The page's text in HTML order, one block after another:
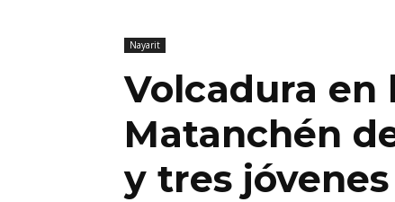
Nayarit
Volcadura en
Matanchén
y tres